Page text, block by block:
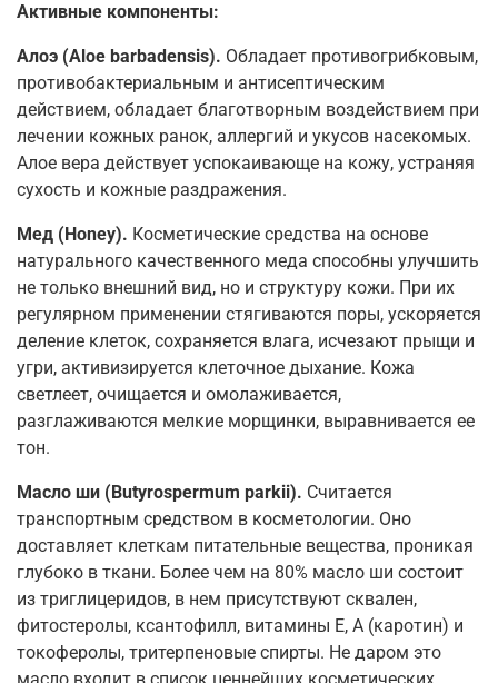
Активные компоненты:
Алоэ (Aloe barbadensis). Обладает противогрибковым,
противобактериальным и антисептическим
действием, обладает благотворным воздействием при
лечении кожных ранок, аллергий и укусов насекомых.
Алое вера действует успокаивающе на кожу, устраняя
сухость и кожные раздражения.
Мед (Honey). Косметические средства на основе
натурального качественного меда способны улучшить
не только внешний вид, но и структуру кожи. При их
регулярном применении стягиваются поры, ускоряется
деление клеток, сохраняется влага, исчезают прыщи и
угри, активизируется клеточное дыхание. Кожа
светлеет, очищается и омолаживается,
разглаживаются мелкие морщинки, выравнивается ее
тон.
Масло ши (Butyrospermum parkii). Считается
транспортным средством в косметологии. Оно
доставляет клеткам питательные вещества, проникая
глубоко в ткани. Более чем на 80% масло ши состоит
из триглицеридов, в нем присутствуют сквален,
фитостеролы, ксантофилл, витамины Е, А (каротин) и
токоферолы, тритерпеновые спирты. Не даром это